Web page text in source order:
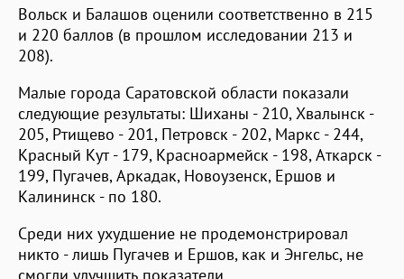
Вольск и Балашов оценили соответственно в 215
и 220 баллов (в прошлом исследовании 213 и
208).
Малые города Саратовской области показали
следующие результаты: Шиханы - 210, Хвалынск -
205, Ртищево - 201, Петровск - 202, Маркс - 244,
Красный Кут - 179, Красноармейск - 198, Аткарск -
199, Пугачев, Аркадак, Новоузенск, Ершов и
Калининск - по 180.
Среди них ухудшение не продемонстрировал
никто - лишь Пугачев и Ершов, как и Энгельс, не
смогли улучшить показатели.